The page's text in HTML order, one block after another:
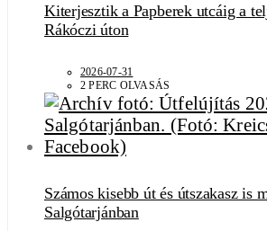
Kiterjesztik a Papberek utcáig a
Rákóczi úton
2026-07-31
2 PERC OLVASÁS
Számos kisebb út és útszakasz is
Salgótarjánban